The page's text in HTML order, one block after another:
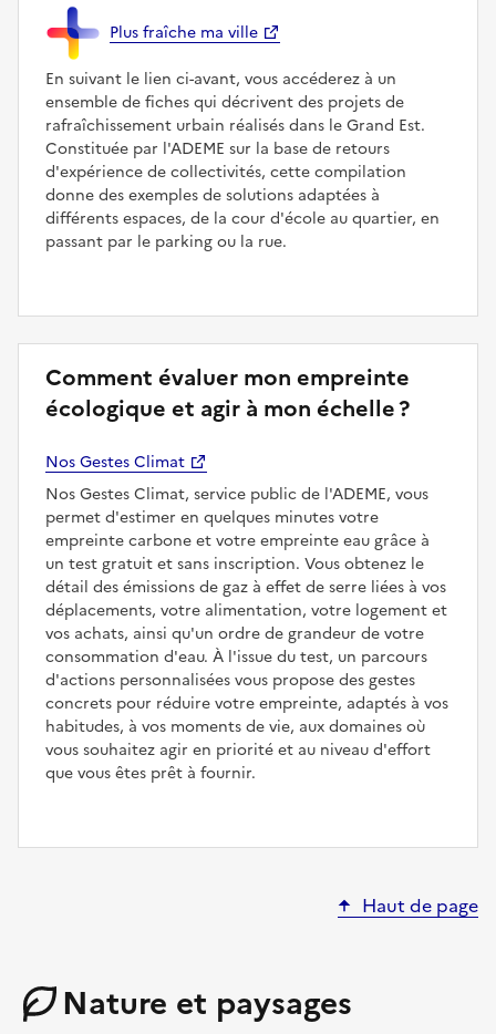
Plus fraîche ma ville
En suivant le lien ci-avant, vous accéderez à un
ensemble de fiches qui décrivent des projets de
rafraîchissement urbain réalisés dans le Grand Est.
Constituée par l'ADEME sur la base de retours
d'expérience de collectivités, cette compilation
donne des exemples de solutions adaptées à
différents espaces, de la cour d'école au quartier, en
passant par le parking ou la rue.
Comment évaluer mon empreinte
écologique et agir à mon échelle ?
Nos Gestes Climat
Nos Gestes Climat, service public de l'ADEME, vous
permet d'estimer en quelques minutes votre
empreinte carbone et votre empreinte eau grâce à
un test gratuit et sans inscription. Vous obtenez le
détail des émissions de gaz à effet de serre liées à vos
déplacements, votre alimentation, votre logement et
vos achats, ainsi qu'un ordre de grandeur de votre
consommation d'eau. À l'issue du test, un parcours
d'actions personnalisées vous propose des gestes
concrets pour réduire votre empreinte, adaptés à vos
habitudes, à vos moments de vie, aux domaines où
vous souhaitez agir en priorité et au niveau d'effort
que vous êtes prêt à fournir.
Haut de page
Nature et paysages